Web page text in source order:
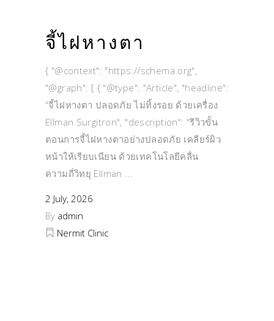
จี้ไฝหางตา
{ "@context": "https://schema.org",
"@graph": [ { "@type": "Article", "headline":
"จี้ไฝหางตา ปลอดภัย ไม่ทิ้งรอย ด้วยเครื่อง
Ellman Surgitron", "description": "รีวิวขั้น
ตอนการจี้ไฝหางตาอย่างปลอดภัย เคลียร์ผิว
หน้าให้เรียบเนียน ด้วยเทคโนโลยีคลื่น
ความถี่วิทยุ Ellman
2 July, 2026
By admin
Nermit Clinic